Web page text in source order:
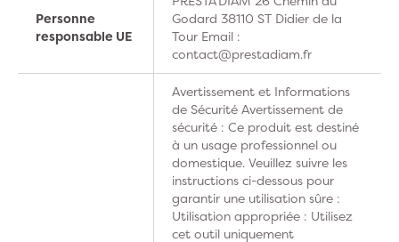
Personne
responsable UE
Godard 38110 ST Didier de la
Tour Email :
contact@prestadiam.fr
Avertissement et Informations
de Sécurité Avertissement de
sécurité : Ce produit est destiné
à un usage professionnel ou
domestique. Veuillez suivre les
instructions ci-dessous pour
garantir une utilisation sûre :
Utilisation appropriée : Utilisez
cet outil uniquement